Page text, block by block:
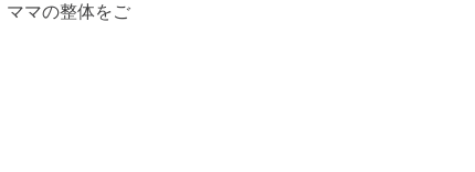
ママの整体をご